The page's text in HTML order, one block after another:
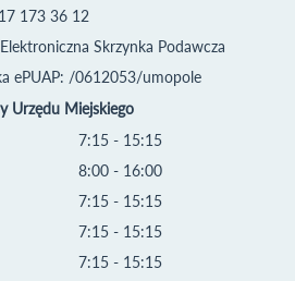
173 36 12
Skrzynka Podawcza
ePUAP: /0612053/umopole
Urzędu Miejskiego
7:15 - 15:15
8:00 - 16:00
7:15 - 15:15
7:15 - 15:15
7:15 - 15:15